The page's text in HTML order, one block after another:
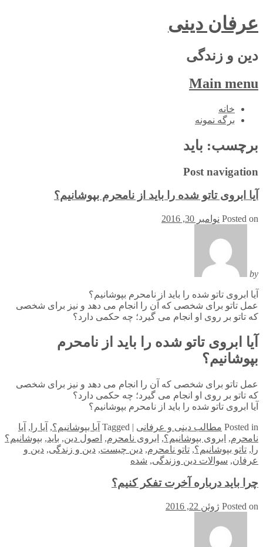
عرفان دینی
دین و زندگی
Main menu
Skip
خانه
برگه نمونه
برچسب: باید
Post navigation
آیا ابروی تاتو شده را باید از نامحرم بپوشانیم؟
Posted on نوامبر 30, 2016
by
آیا ابروی تاتو شده را باید از نامحرم بپوشانیم؟
عمل تاتو برای شخصی كه آن را انجام می دهد و نیز برای شخصی
كه تاتو بر روی او انجام می گیرد؛ چه حكمی دارد؟
آیا ابروی تاتو شده را باید از نامحرم
بپوشانیم؟
عمل تاتو برای شخصی كه آن را انجام می دهد و نیز برای شخصی
كه تاتو بر روی او انجام می گیرد؛ چه حكمی دارد؟
آیا ابروی تاتو شده را باید از نامحرم بپوشانیم؟
Posted in مطالب دینی و عرفانی |
Tagged آیا بپوشانیم؟, آیا را , آیا
نامحرم, ابروی بپوشانیم؟, ابروی نامحرم, اصول دین, باید, بپوشانیم؟
را , تاتو بپوشانیم؟, تاتو نامحرم, دین چیست, دین و زندگی, دین و
عرفان, سوالات دین وزندگی, شده
چرا باید درباره آخرت تفکر کنیم؟
Posted on ژوئن 22, 2016